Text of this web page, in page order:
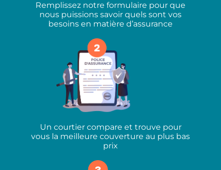
Remplissez notre formulaire pour que
nous puissions savoir quels sont vos
besoins en matière d’assurance
Un courtier compare et trouve pour
vous la meilleure couverture au plus bas
prix